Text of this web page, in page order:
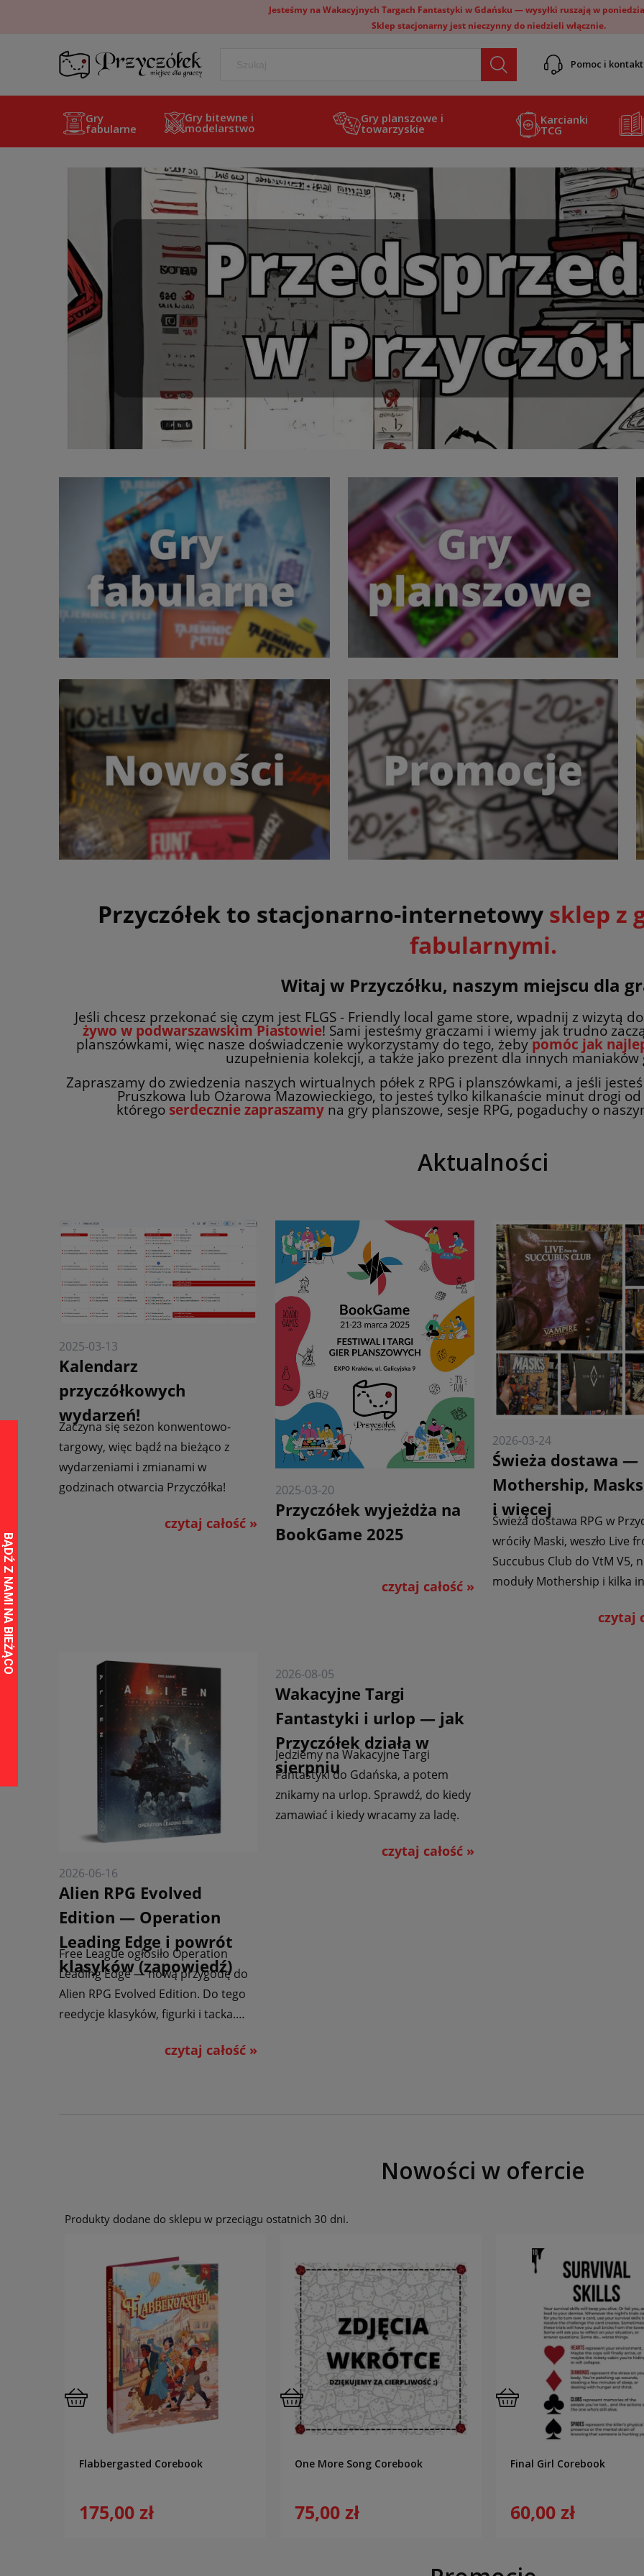
Jesteśmy na Wakacyjnych Targach Fantastyki w Gdańsku — wysyłki ruszają w
Sklep stacjonarny jest nieczynny do niedzieli włącznie.
Pomoc i kontakt
Gry
fabularne
Gry bitewne i
modelarstwo
Gry planszowe i
towarzyskie
Karcianki
TCG
Przyczółek to stacjonarno-internetowy sklep z
fabularnymi.
Witaj w Przyczółku, naszym miejscu dla
Jeśli chcesz przekonać się czym jest FLGS - Friendly local game store, wpadnij z wizytą
żywo w podwarszawskim Piastowie! Sami jesteśmy graczami i wiemy jak trudno
planszówkami, więc nasze doświadczenie wykorzystamy do tego, żebypomóc jak
uzupełnienia kolekcji, a także jako prezent dla innych
Zapraszamy do zwiedzenia naszych wirtualnych półek z RPG i planszówkami, a jeśli
Pruszkowa lub Ożarowa Mazowieckiego, to jesteś tylko kilkanaście minut drogi od
którego serdecznie zapraszamyna gry planszowe, sesje RPG, pogaduchy o
Aktualności
2025-03-13
Kalendarz
przyczółkowych
wydarzeń!
Zaczyna się sezon konwentowo-
targowy, więc bądź na bieżąco z
wydarzeniami i zmianami w
godzinach otwarcia Przyczółka!
czytaj całość »
2025-03-20
Przyczółek wyjeżdża na
BookGame 2025
czytaj całość »
2026-03-24
Świeża dostawa —
Mothership,
i więcej
Świeża dostawa RPG w
wróciły Maski, weszło Live
Succubus Club do VtM V5,
moduły Mothership i kilka
czytaj
2026-06-16
Alien RPG Evolved
Edition — Operation
Leading Edge i powrót
klasyków (zapowiedź)
Free League ogłosiło Operation
Leading Edge — nową przygodę do
Alien RPG Evolved Edition. Do tego
reedycje klasyków, figurki i tacka.
czytaj całość »
2026-08-05
Wakacyjne Targi
Fantastyki i urlop — jak
Przyczółek działa w
sierpniu
Jedziemy na Wakacyjne Targi
Fantastyki do Gdańska, a potem
znikamy na urlop. Sprawdź, do kiedy
zamawiać i kiedy wracamy za ladę.
czytaj całość »
Nowości w ofercie
Produkty dodane do sklepu w przeciągu ostatnich 30 dni.
Flabbergasted Corebook
175,00 zł
One More Song Corebook
75,00 zł
Final Girl Corebook
60,00 zł